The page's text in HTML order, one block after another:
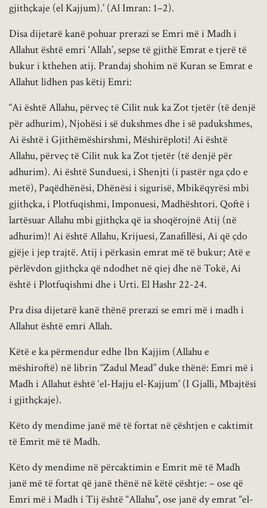
gjithçkaje (el Kajjum).’ (Al Imran: 1–2).
Disa dijetarë kanë pohuar prerazi se Emri më i Madh i
Allahut është emri ‘Allah’, sepse të gjithë Emrat e tjerë të
bukur i kthehen atij. Prandaj shohim në Kuran se Emrat e
Allahut lidhen pas këtij Emri:
“Ai është Allahu, përveç të Cilit nuk ka Zot tjetër (të denjë
për adhurim), Njohësi i së dukshmes dhe i së padukshmes,
Ai është i Gjithëmëshirshmi, Mëshirëploti! Ai është
Allahu, përveç të Cilit nuk ka Zot tjetër (të denjë për
adhurim). Ai është Sunduesi, i Shenjti (i pastër nga çdo e
metë), Paqëdhënësi, Dhënësi i sigurisë, Mbikëqyrësi mbi
gjithçka, i Plotfuqishmi, Imponuesi, Madhështori. Qoftë i
lartësuar Allahu mbi gjithçka që ia shoqërojnë Atij (në
adhurim)! Ai është Allahu, Krijuesi, Zanafillësi, Ai që çdo
gjëje i jep trajtë. Atij i përkasin emrat më të bukur; Atë e
përlëvdon gjithçka që ndodhet në qiej dhe në Tokë, Ai
është i Plotfuqishmi dhe i Urti. El Hashr 22-24.
Pra disa dijetarë kanë thënë prerazi se emri më i madh i
Allahut është emri Allah.
Këtë e ka përmendur edhe Ibn Kajjim (Allahu e
mëshiroftë) në librin “Zadul Mead” duke thënë: Emri më i
Madh i Allahut është ‘el-Hajju el-Kajjum’ (I Gjalli, Mbajtësi
i gjithçkaje).
Këto dy mendime janë më të fortat në çështjen e caktimit
të Emrit më të Madh.
Këto dy mendime në përcaktimin e Emrit më të Madh
janë më të fortat që janë thënë në këtë çështje: – ose që
Emri më i Madh i Tij është “Allahu”, ose janë dy emrat “el-